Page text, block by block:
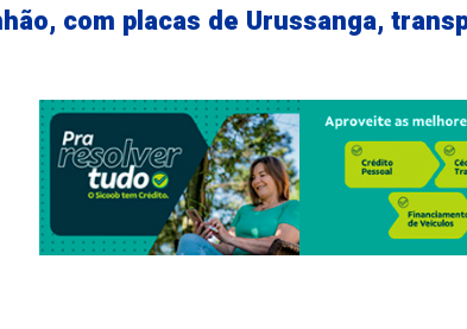
com placas de Urussanga,